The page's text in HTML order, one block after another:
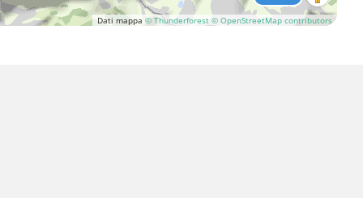
Dati mappa © Thunderforest © OpenStreetMap contributors